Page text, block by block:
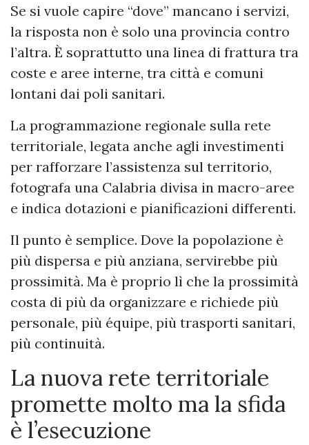
Se si vuole capire “dove” mancano i servizi,
la risposta non è solo una provincia contro
l’altra. È soprattutto una linea di frattura tra
coste e aree interne, tra città e comuni
lontani dai poli sanitari.
La programmazione regionale sulla rete
territoriale, legata anche agli investimenti
per rafforzare l’assistenza sul territorio,
fotografa una Calabria divisa in macro-aree
e indica dotazioni e pianificazioni differenti.
Il punto è semplice. Dove la popolazione è
più dispersa e più anziana, servirebbe più
prossimità. Ma è proprio lì che la prossimità
costa di più da organizzare e richiede più
personale, più équipe, più trasporti sanitari,
più continuità.
La nuova rete territoriale
promette molto ma la sfida
è l’esecuzione